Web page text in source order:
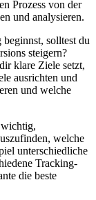
⁣Prozess ‍von‍ der
und⁢ analysieren.
solltest du
steigern?
klare Ziele setzt,
ausrichten und
und welche‍
welche
unterschiedliche
‌Tracking-
die beste